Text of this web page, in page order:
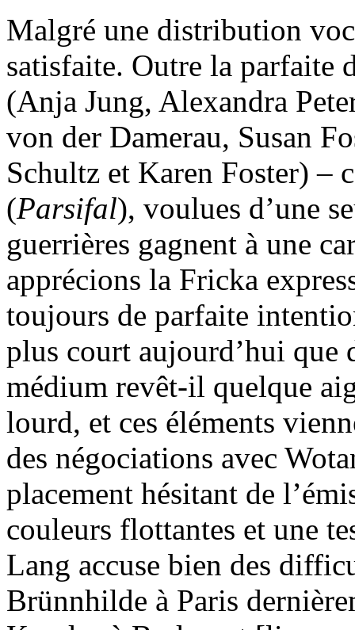
Malgré une distribution
satisfaite. Outre la parfaite
(Anja Jung, Alexandra
von der Damerau, Susan
Schultz et Karen Foster) –
(Parsifal), voulues d’une
guerrières gagnent à une
apprécions la Fricka
toujours de parfaite
plus court aujourd’hui que
médium revêt-il quelque
lourd, et ces éléments
des négociations avec
placement hésitant de
couleurs flottantes et une
Lang accuse bien des
Brünnhilde à Paris